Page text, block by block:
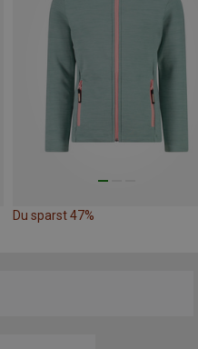
Du sparst 47%